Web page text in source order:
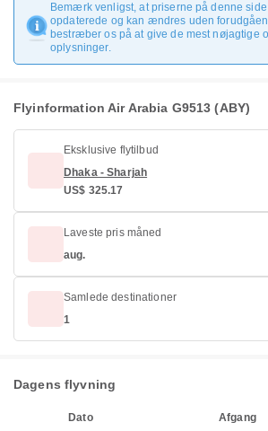
Bemærk venligst, at priserne på denne
opdaterede og kan ændres uden
bestræber os på at give de mest nøjagtige
oplysninger.
Flyinformation Air Arabia G9513 (ABY)
Eksklusive flytilbud
Dhaka - Sharjah
US$ 325.17
Laveste pris måned
aug.
Samlede destinationer
1
Dagens flyvning
Dato Afgang